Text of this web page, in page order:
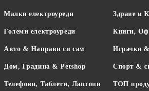
Малки електроуреди
Големи електроуреди
Авто & Направи си сам
Дом, Градина & Petshop
Телефони, Таблети, Лаптопи
Здраве и
Книги,
Играчки
Спорт &
ТОП